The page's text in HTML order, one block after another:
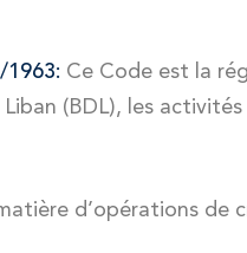
Ce Code est la
(BDL), les
d’opérations de